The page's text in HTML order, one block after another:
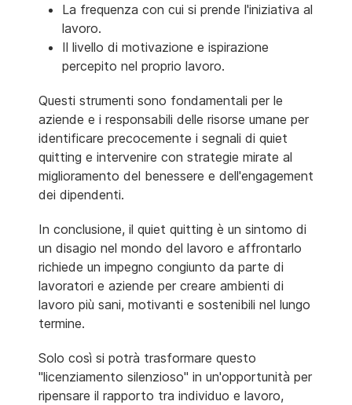
La frequenza con cui si prende l'iniziativa al
lavoro.
Il livello di motivazione e ispirazione
percepito nel proprio lavoro.
Questi strumenti sono fondamentali per le
aziende e i responsabili delle risorse umane per
identificare precocemente i segnali di quiet
quitting e intervenire con strategie mirate al
miglioramento del benessere e dell'engagement
dei dipendenti.
In conclusione, il quiet quitting è un sintomo di
un disagio nel mondo del lavoro e affrontarlo
richiede un impegno congiunto da parte di
lavoratori e aziende per creare ambienti di
lavoro più sani, motivanti e sostenibili nel lungo
termine.
Solo così si potrà trasformare questo
"licenziamento silenzioso" in un'opportunità per
ripensare il rapporto tra individuo e lavoro,